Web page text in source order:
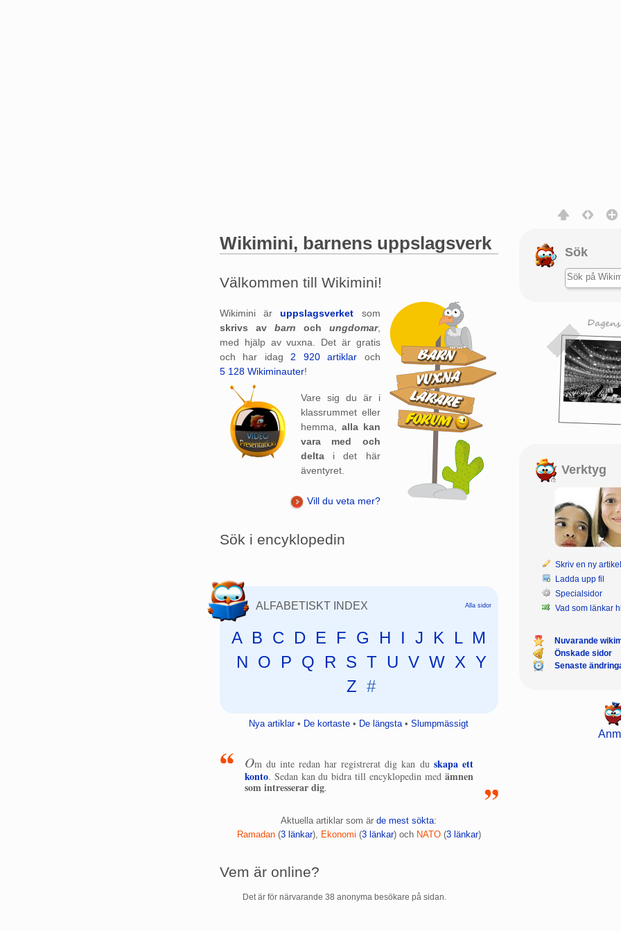
Wikimini, barnens uppslagsverk
Välkommen till Wikimini!
Wikimini äruppslagsverket som
skrivs av barn och ungdomar,
med hjälp av vuxna. Det är gratis
och har idag2 920 artiklar och
5 128 Wikiminauter!
Vare sig du är i
klassrummet eller
hemma, alla kan
vara med och
delta i det här
äventyret.
Vill du veta mer?
Sök i encyklopedin
ALFABETISKT INDEX Alla sidor
A B C D E F G H I J K L M
N O P Q R S T U V W X Y
Z #
Nya artiklar• De kortaste • De längsta•Slumpmässigt
Om du inte redan har registrerat dig kan du skapa ett
konto. Sedan kan du bidra till encyklopedin med ämnen
som intresserar dig.
Aktuella artiklar som ärde mest sökta:
Ramadan‏‎ (3 länkar), Ekonomi ‏‎ (3 länkar) och NATO‏‎ (3 länkar)
Vem är online?
Det är för närvarande 38 anonyma besökare på sidan.
Sök
Verktyg
Skriv en ny
Ladda upp fil
Specialsidor
Vad som länkar
Nuvarande
Önskade sidor
Senaste